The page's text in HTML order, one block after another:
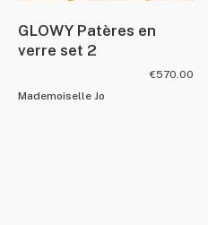
GLOWY Patères en
verre set 2
Mademoiselle Jo
€570.00